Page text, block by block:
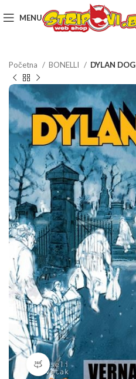
MENU
Početna BONELLI DYLAN DOG
360 product view